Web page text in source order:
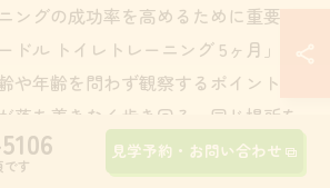
ングの成功率を高めるために重要で
ドル トイレトレーニング 5ヶ月」や
や年齢を問わず観察するポイントは
落ち着きなく歩き回る、同じ場所を
になるなどの様子に注目しましょ
す
見学予約・お問い合わせ